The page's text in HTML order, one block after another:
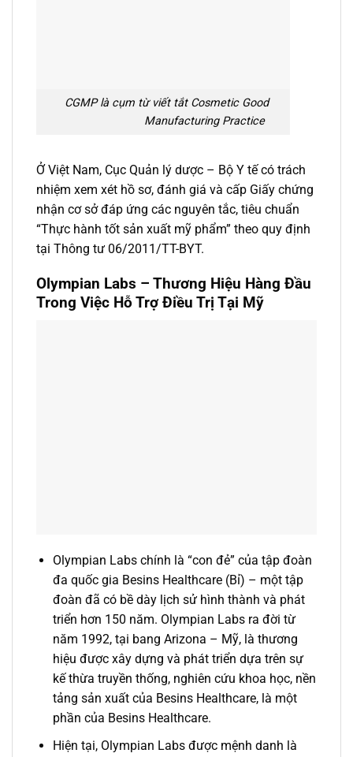
CGMP là cụm từ viết tắt Cosmetic Good
Manufacturing Practice
Ở Việt Nam, Cục Quản lý dược – Bộ Y tế có trách
nhiệm xem xét hồ sơ, đánh giá và cấp Giấy chứng
nhận cơ sở đáp ứng các nguyên tắc, tiêu chuẩn
“Thực hành tốt sản xuất mỹ phẩm” theo quy định
tại Thông tư 06/2011/TT-BYT.
Olympian Labs – Thương Hiệu Hàng Đầu
Trong Việc Hỗ Trợ Điều Trị Tại Mỹ
Olympian Labs chính là “con đẻ” của tập đoàn
đa quốc gia Besins Healthcare (Bỉ) – một tập
đoàn đã có bề dày lịch sử hình thành và phát
triển hơn 150 năm. Olympian Labs ra đời từ
năm 1992, tại bang Arizona – Mỹ, là thương
hiệu được xây dựng và phát triển dựa trên sự
kế thừa truyền thống, nghiên cứu khoa học, nền
tảng sản xuất của Besins Healthcare, là một
phần của Besins Healthcare.
Hiện tại, Olympian Labs được mệnh danh là